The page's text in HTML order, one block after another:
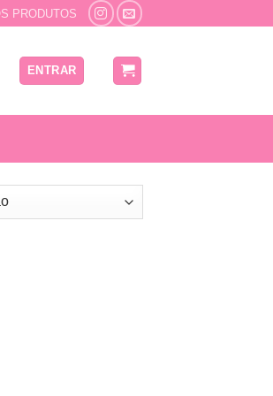
PRODUTOS
ENTRAR